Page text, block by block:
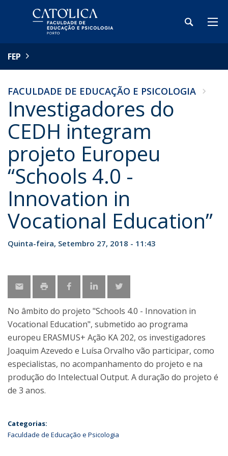
FEP
FACULDADE DE EDUCAÇÃO E PSICOLOGIA
Investigadores do
CEDH integram
projeto Europeu
“Schools 4.0 -
Innovation in
Vocational Education”
Quinta-feira, Setembro 27, 2018 - 11:43
No âmbito do projeto "Schools 4.0 - Innovation in
Vocational Education", submetido ao programa
europeu ERASMUS+ Ação KA 202, os investigadores
Joaquim Azevedo e Luísa Orvalho vão participar, como
especialistas, no acompanhamento do projeto e na
produção do Intelectual Output. A duração do projeto é
de 3 anos.
Categorias:
Faculdade de Educação e Psicologia